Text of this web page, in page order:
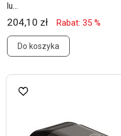
lu...
204,10 zł Rabat: 35 %
Do koszyka